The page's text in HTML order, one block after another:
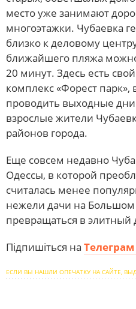
место уже занимают
многоэтажки. Чубаевка
близко к деловому
ближайшего пляжа
20 минут. Здесь есть
комплекс «Форест парк»,
проводить выходные
взрослые жители
районов города.
Еще совсем недавно
Одессы, в которой
считалась менее
нежели дачи на
превращаться в элитный
Підпишіться на
ЕСЛИ ВЫ НАШЛИ ОПЕЧАТКУ НА САЙТЕ,